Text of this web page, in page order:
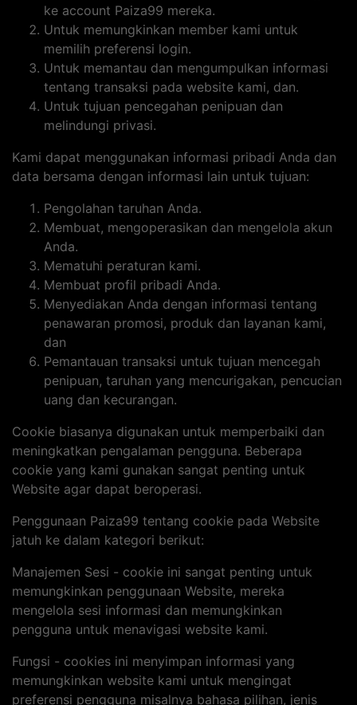
ke account Paiza99 mereka.
Untuk memungkinkan member kami untuk
memilih preferensi login.
Untuk memantau dan mengumpulkan informasi
tentang transaksi pada website kami, dan.
Untuk tujuan pencegahan penipuan dan
melindungi privasi.
Kami dapat menggunakan informasi pribadi Anda dan
data bersama dengan informasi lain untuk tujuan:
Pengolahan taruhan Anda.
Membuat, mengoperasikan dan mengelola akun
Anda.
Mematuhi peraturan kami.
Membuat profil pribadi Anda.
Menyediakan Anda dengan informasi tentang
penawaran promosi, produk dan layanan kami,
dan
Pemantauan transaksi untuk tujuan mencegah
penipuan, taruhan yang mencurigakan, pencucian
uang dan kecurangan.
Cookie biasanya digunakan untuk memperbaiki dan
meningkatkan pengalaman pengguna. Beberapa
cookie yang kami gunakan sangat penting untuk
Website agar dapat beroperasi.
Penggunaan Paiza99 tentang cookie pada Website
jatuh ke dalam kategori berikut:
Manajemen Sesi - cookie ini sangat penting untuk
memungkinkan penggunaan Website, mereka
mengelola sesi informasi dan memungkinkan
pengguna untuk menavigasi website kami.
Fungsi - cookies ini menyimpan informasi yang
memungkinkan website kami untuk mengingat
preferensi pengguna misalnya bahasa pilihan, jenis